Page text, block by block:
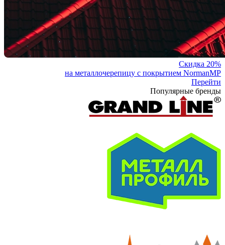
Скидка 20%
на металлочерепицу с покрытием NormanMP
Перейти
Популярные бренды